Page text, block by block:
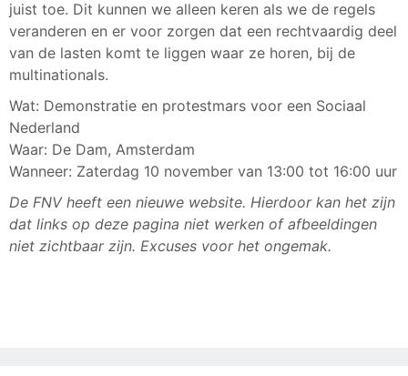
juist toe. Dit kunnen we alleen keren als we de regels
veranderen en er voor zorgen dat een rechtvaardig deel
van de lasten komt te liggen waar ze horen, bij de
multinationals.
Wat: Demonstratie en protestmars voor een Sociaal
Nederland
Waar: De Dam, Amsterdam
Wanneer: Zaterdag 10 november van 13:00 tot 16:00 uur
De FNV heeft een nieuwe website. Hierdoor kan het zijn
dat links op deze pagina niet werken of afbeeldingen
niet zichtbaar zijn. Excuses voor het ongemak.